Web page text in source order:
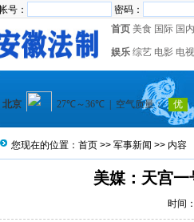
号： 密码：
首页 美食 国际 国内
娱乐 综艺 电影 电视
您现在的位置： 首页 >> 军事新闻 >> 内容
美媒：天宫
时间